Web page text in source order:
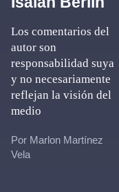
Los comentarios del
autor son
responsabilidad suya
y no necesariamente
reflejan la visión del
medio
Por Marlon Martínez
Vela